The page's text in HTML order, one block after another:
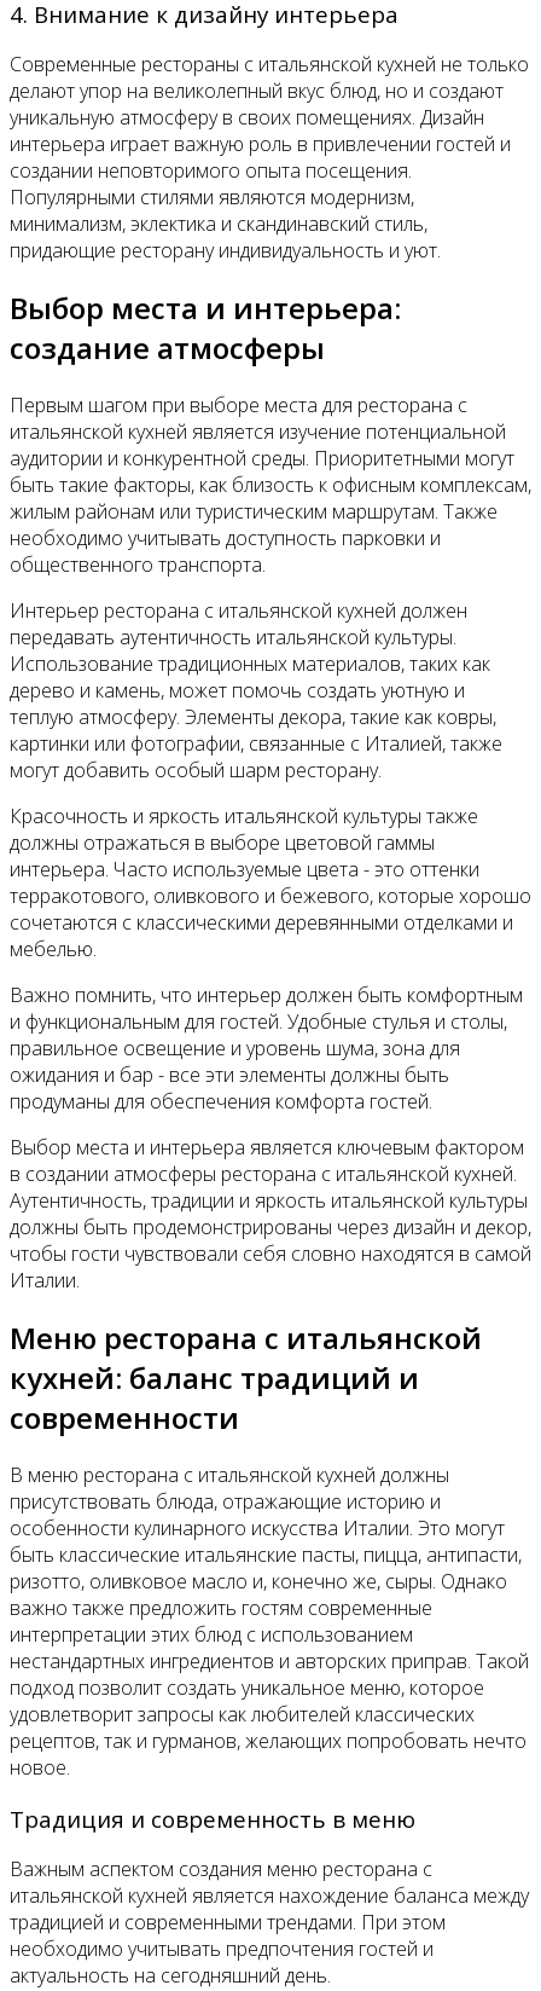
4. Внимание к дизайну интерьера
Современные рестораны с итальянской кухней не только
делают упор на великолепный вкус блюд, но и создают
уникальную атмосферу в своих помещениях. Дизайн
интерьера играет важную роль в привлечении гостей и
создании неповторимого опыта посещения.
Популярными стилями являются модернизм,
минимализм, эклектика и скандинавский стиль,
придающие ресторану индивидуальность и уют.
Выбор места и интерьера:
создание атмосферы
Первым шагом при выборе места для ресторана с
итальянской кухней является изучение потенциальной
аудитории и конкурентной среды. Приоритетными могут
быть такие факторы, как близость к офисным комплексам,
жилым районам или туристическим маршрутам. Также
необходимо учитывать доступность парковки и
общественного транспорта.
Интерьер ресторана с итальянской кухней должен
передавать аутентичность итальянской культуры.
Использование традиционных материалов, таких как
дерево и камень, может помочь создать уютную и
теплую атмосферу. Элементы декора, такие как ковры,
картинки или фотографии, связанные с Италией, также
могут добавить особый шарм ресторану.
Красочность и яркость итальянской культуры также
должны отражаться в выборе цветовой гаммы
интерьера. Часто используемые цвета - это оттенки
терракотового, оливкового и бежевого, которые хорошо
сочетаются с классическими деревянными отделками и
мебелью.
Важно помнить, что интерьер должен быть комфортным
и функциональным для гостей. Удобные стулья и столы,
правильное освещение и уровень шума, зона для
ожидания и бар - все эти элементы должны быть
продуманы для обеспечения комфорта гостей.
Выбор места и интерьера является ключевым фактором
в создании атмосферы ресторана с итальянской кухней.
Аутентичность, традиции и яркость итальянской культуры
должны быть продемонстрированы через дизайн и декор,
чтобы гости чувствовали себя словно находятся в самой
Италии.
Меню ресторана с итальянской
кухней: баланс традиций и
современности
В меню ресторана с итальянской кухней должны
присутствовать блюда, отражающие историю и
особенности кулинарного искусства Италии. Это могут
быть классические итальянские пасты, пицца, антипасти,
ризотто, оливковое масло и, конечно же, сыры. Однако
важно также предложить гостям современные
интерпретации этих блюд с использованием
нестандартных ингредиентов и авторских приправ. Такой
подход позволит создать уникальное меню, которое
удовлетворит запросы как любителей классических
рецептов, так и гурманов, желающих попробовать нечто
новое.
Традиция и современность в меню
Важным аспектом создания меню ресторана с
итальянской кухней является нахождение баланса между
традицией и современными трендами. При этом
необходимо учитывать предпочтения гостей и
актуальность на сегодняшний день.